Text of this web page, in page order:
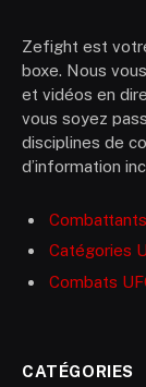
Zefight est
boxe. Nous
et vidéos en
vous soyez
disciplines de
d’information
Catégories
Combats
CATÉGORIES